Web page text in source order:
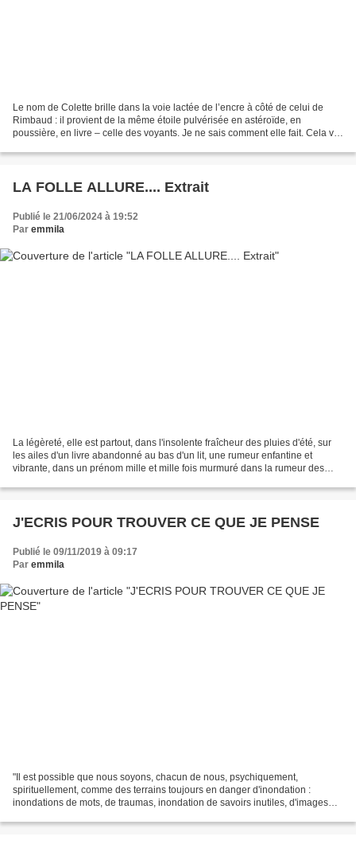
Le nom de Colette brille dans la voie lactée de l’encre à côté de celui de
Rimbaud : il provient de la même étoile pulvérisée en astéroïde, en
poussière, en livre – celle des voyants. Je ne sais comment elle fait. Cela va
LA FOLLE ALLURE.... Extrait
Publié le 21/06/2024 à 19:52
Par emmila
La légèreté, elle est partout, dans l'insolente fraîcheur des pluies d'été, sur
les ailes d'un livre abandonné au bas d'un lit, une rumeur enfantine et
vibrante, dans un prénom mille et mille fois murmuré dans la rumeur des
J'ECRIS POUR TROUVER CE QUE JE PENSE
Publié le 09/11/2019 à 09:17
Par emmila
"Il est possible que nous soyons, chacun de nous, psychiquement,
spirituellement, comme des terrains toujours en danger d'inondation :
inondations de mots, de traumas, inondation de savoirs inutiles, d'images